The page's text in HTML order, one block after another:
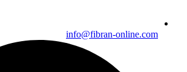
info@fibran-online.com